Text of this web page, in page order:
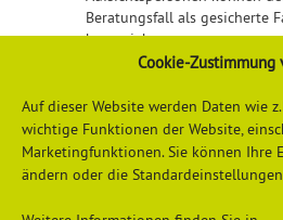
Cookie-Zustimmung
Auf dieser Website werden Daten wie
wichtige Funktionen der Website,
Marketingfunktionen. Sie können Ihre
ändern oder die
Beratungsfall als gesicherte
heranziehen.